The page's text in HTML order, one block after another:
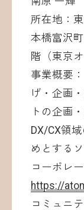
所在地：
本橋富沢町
階（東京
事業概要
げ・企画
トの企画
DX/CX領
めとする
コーポレ
https://
コミュニ